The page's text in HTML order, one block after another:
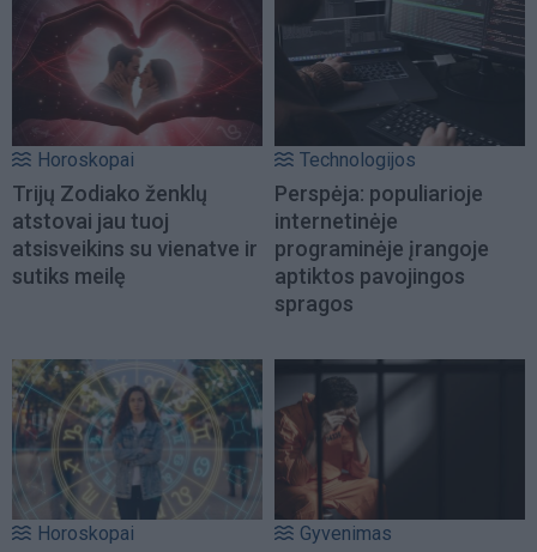
Horoskopai
Trijų Zodiako ženklų
atstovai jau tuoj
atsisveikins su vienatve ir
sutiks meilę
Technologijos
Perspėja: populiarioje
internetinėje
programinėje įrangoje
aptiktos pavojingos
spragos
Horoskopai Gyvenimas